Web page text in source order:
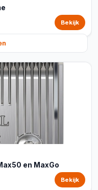
Bekijk
en MaxGo
Bekijk